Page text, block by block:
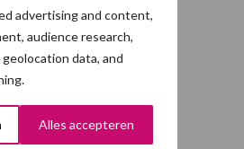
advertising and content,
audience research,
data, and
Alles accepteren
staan met alle